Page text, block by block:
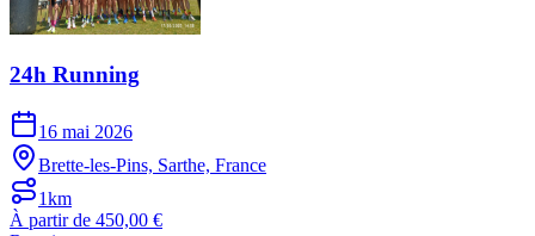
24h Running
16 mai 2026
Brette-les-Pins, Sarthe, France
1km
À partir de 450,00 €